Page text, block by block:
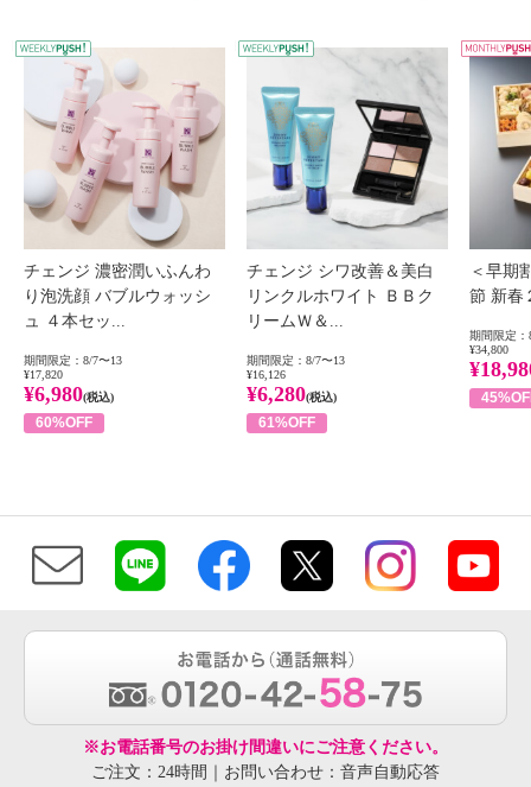
WEEKLY PUSH
チェンジ 濃密潤いふんわ
り泡洗顔 バブルウォッシ
ュ ４本セッ...
期間限定：8/7〜13
¥17,820
¥6,980(税込)
60%OFF
チェンジ シワ改善＆美白
リンクルホワイト ＢＢク
リームＷ＆...
期間限定：8/7〜13
¥16,126
¥6,280(税込)
61%OFF
＜早期
節 新春
期間限定：
¥34,800
※お電話番号のお掛け間違いにご注意ください。
ご注文：24時間｜お問い合わせ：音声自動応答